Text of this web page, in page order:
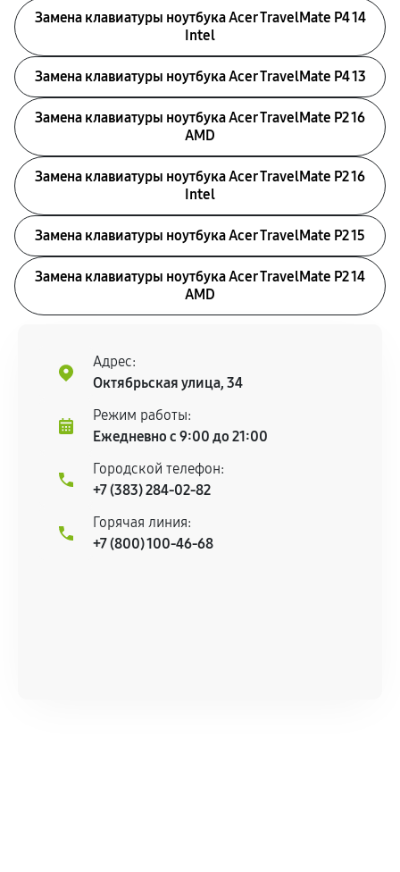
Замена клавиатуры ноутбука Acer TravelMate P4 14
Intel
Замена клавиатуры ноутбука Acer TravelMate P4 13
Замена клавиатуры ноутбука Acer TravelMate P2 16
AMD
Замена клавиатуры ноутбука Acer TravelMate P2 16
Intel
Замена клавиатуры ноутбука Acer TravelMate P2 15
Замена клавиатуры ноутбука Acer TravelMate P2 14
AMD
Адрес:
Октябрьская улица, 34
Режим работы:
Ежедневно с 9:00 до 21:00
Городской телефон:
+7 (383) 284-02-82
Горячая линия:
+7 (800) 100-46-68